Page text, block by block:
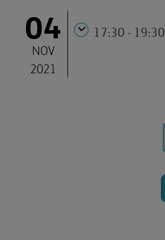
04
NOV
2021
17:30 - 19:30